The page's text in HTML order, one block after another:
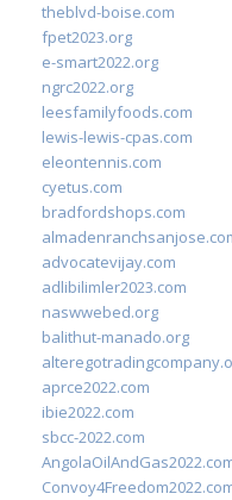
theblvd-boise.com
fpet2023.org
e-smart2022.org
ngrc2022.org
leesfamilyfoods.com
lewis-lewis-cpas.com
eleontennis.com
cyetus.com
bradfordshops.com
advocatevijay.com
adlibilimler2023.com
naswwebed.org
balithut-manado.org
aprce2022.com
ibie2022.com
sbcc-2022.com